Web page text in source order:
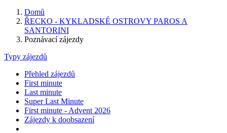
Domů
ŘECKO - KYKLADSKÉ OSTROVY PAROS A
SANTORINI
Poznávací zájezdy
Typy zájezdů
Přehled zájezdů
First minute
Last minute
Super Last Minute
First minute - Advent 2026
Zájezdy k doobsazení